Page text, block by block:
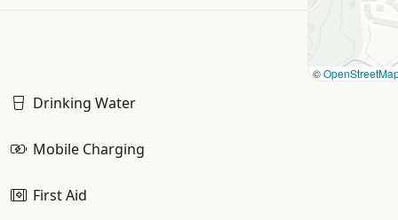
Drinking Water
Mobile Charging
First Aid
©